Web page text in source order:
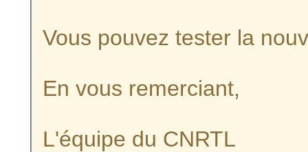
Vous pouvez tester la
En vous remerciant,
L'équipe du CNRTL